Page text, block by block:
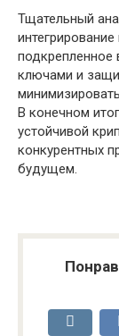
Тщательный
подкрепленное
ключами и
В конечном
устойчивой
конкурентных
будущем.